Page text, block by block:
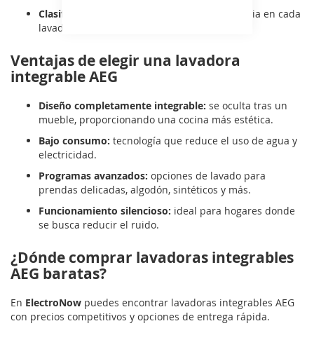
Clasificación energética A+++:
mayor eficiencia en cada
lavado.
Ventajas de elegir una lavadora
integrable AEG
Diseño completamente integrable: se oculta tras un
mueble, proporcionando una cocina más estética.
Bajo consumo: tecnología que reduce el uso de agua y
electricidad.
Programas avanzados: opciones de lavado para
prendas delicadas, algodón, sintéticos y más.
Funcionamiento silencioso: ideal para hogares donde
se busca reducir el ruido.
¿Dónde comprar lavadoras integrables
AEG baratas?
En ElectroNow puedes encontrar lavadoras integrables AEG
con precios competitivos y opciones de entrega rápida.